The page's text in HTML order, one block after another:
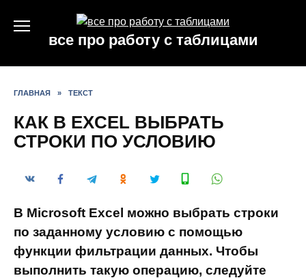
содержаниювсе про работу с таблицами
ГЛАВНАЯ » ТЕКСТ
КАК В EXCEL ВЫБРАТЬ
СТРОКИ ПО УСЛОВИЮ
В Microsoft Excel можно выбрать строки
по заданному условию с помощью
функции фильтрации данных. Чтобы
выполнить такую операцию, следуйте